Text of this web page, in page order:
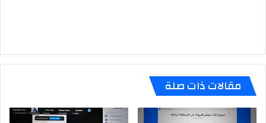
مقالات ذات صلة